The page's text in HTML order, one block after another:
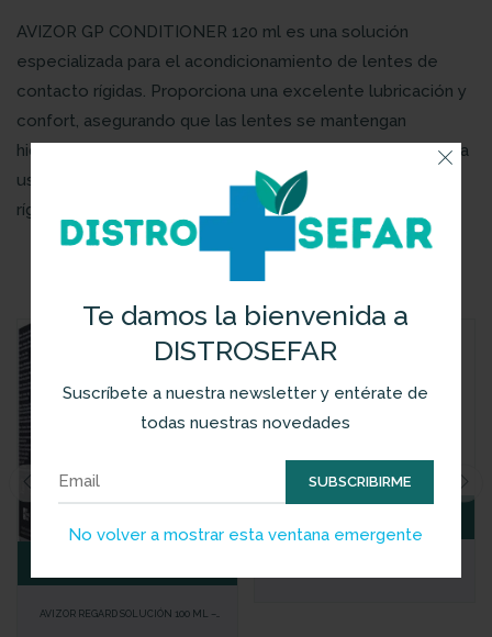
Te damos la bienvenida a
DISTROSEFAR
Suscríbete a nuestra newsletter y entérate de
todas nuestras novedades
SUBSCRIBIRME
No volver a mostrar esta ventana emergente
AVIZOR GP CONDITIONER 120 ml es una solución
especializada para el acondicionamiento de lentes de
contacto rígidas. Proporciona una excelente lubricación y
confort, asegurando que las lentes se mantengan
hidratadas y protegidas durante todo el día. Perfecto para
usuarios que requieren un cuidado extra para sus lentes
rígidas, manteniendo la salud ocular y la comodidad.
Productos Relacionados
AVIZOR REGARD SOLUCIÓN 100 ML –
INTEGRAL PARA LENTES DE CONTACTO